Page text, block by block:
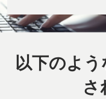
以下のよ
さ